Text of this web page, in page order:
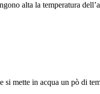
alta la temperatura
mette in acqua un pò di